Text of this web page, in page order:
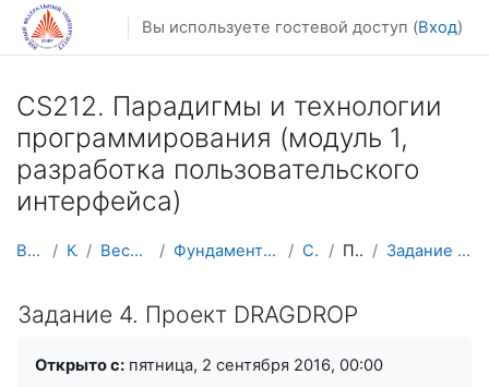
Перейти к основному содержанию
Вы используете гостевой доступ (Вход)
CS212. Парадигмы и технологии
программирования (модуль 1,
разработка пользовательского
интерфейса)
В начало Курсы Весенний семестр Фундаментальная информатика и ИТ CS212-2 Практика Задание 4. Проект DRAGDROP
Задание 4. Проект DRAGDROP
Открыто с: пятница, 2 сентября 2016, 00:00